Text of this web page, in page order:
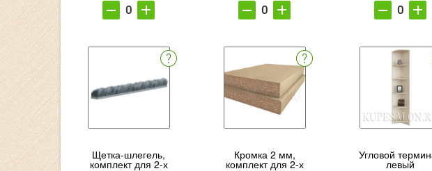
Щетка-шлегель,
комплект для 2-х
Кромка 2 мм,
комплект для 2-х
Угловой
левый